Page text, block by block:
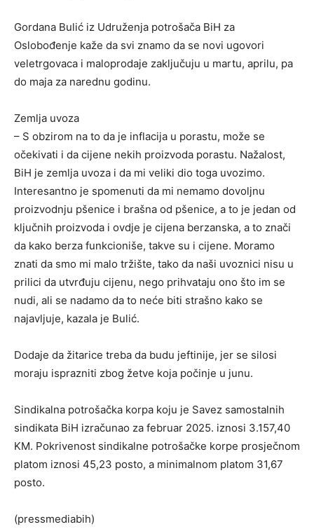
Gordana Bulić iz Udruženja potrošača BiH za
Oslobođenje kaže da svi znamo da se novi ugovori
veletrgovaca i maloprodaje zaključuju u martu, aprilu, pa
do maja za narednu godinu.
Zemlja uvoza
– S obzirom na to da je inflacija u porastu, može se
očekivati i da cijene nekih proizvoda porastu. Nažalost,
BiH je zemlja uvoza i da mi veliki dio toga uvozimo.
Interesantno je spomenuti da mi nemamo dovoljnu
proizvodnju pšenice i brašna od pšenice, a to je jedan od
ključnih proizvoda i ovdje je cijena berzanska, a to znači
da kako berza funkcioniše, takve su i cijene. Moramo
znati da smo mi malo tržište, tako da naši uvoznici nisu u
prilici da utvrđuju cijenu, nego prihvataju ono što im se
nudi, ali se nadamo da to neće biti strašno kako se
najavljuje, kazala je Bulić.
Dodaje da žitarice treba da budu jeftinije, jer se silosi
moraju isprazniti zbog žetve koja počinje u junu.
Sindikalna potrošačka korpa koju je Savez samostalnih
sindikata BiH izračunao za februar 2025. iznosi 3.157,40
KM. Pokrivenost sindikalne potrošačke korpe prosječnom
platom iznosi 45,23 posto, a minimalnom platom 31,67
posto.
(pressmediabih)